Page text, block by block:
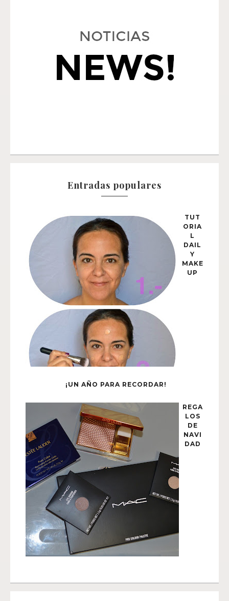
Entradas populares
TUT
ORIA
L
DAIL
Y
MAKE
UP
¡UN AÑO PARA RECORDAR!
REGA
LOS
DE
NAVI
DAD